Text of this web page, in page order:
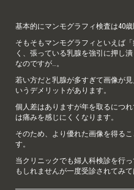
基本的にマンモグラフィ検査は40
そもそもマンモグラフィといえば
く、張っている乳腺を強引に押し
なのですが…。
若い方だと乳腺が多すぎて画像が
いうデメリットがあります。
個人差はありますが年を取るにつ
は痛みを感じにくくなります。
そのため、より優れた画像を得る
す。
当クリニックでも婦人科検診を行
もしれませんが一度受診されてみて